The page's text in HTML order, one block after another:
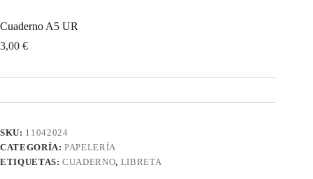
Cuaderno A5 UR
3,00 €
SKU: 11042024
CATEGORÍA:PAPELERÍA
ETIQUETAS:CUADERNO, LIBRETA